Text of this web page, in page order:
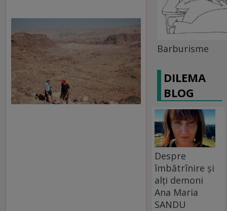
Barburisme
DILEMA
BLOG
Despre
îmbătrînire și
alți demoni
Ana Maria
SANDU